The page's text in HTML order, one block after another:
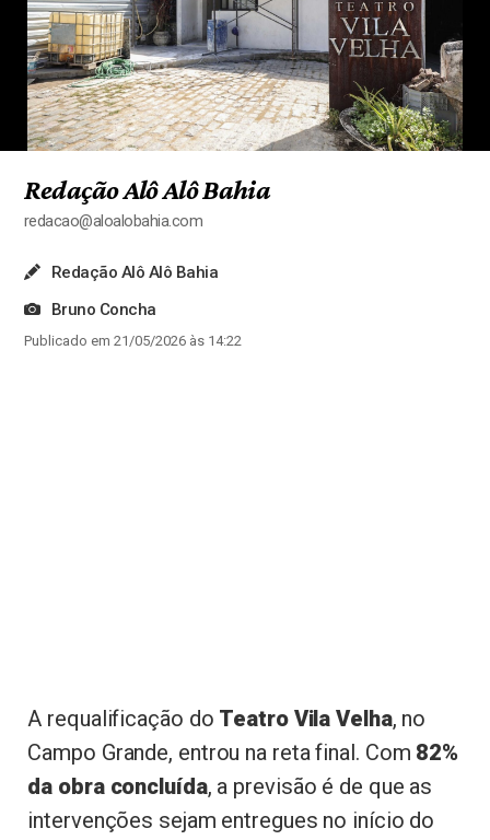
Redação Alô Alô Bahia
redacao@aloalobahia.com
Redação Alô Alô Bahia
Bruno Concha
Publicado em 21/05/2026 às 14:22
A requalificação do Teatro Vila Velha, no
Campo Grande, entrou na reta final. Com 82%
da obra concluída, a previsão é de que as
intervenções sejam entregues no início do